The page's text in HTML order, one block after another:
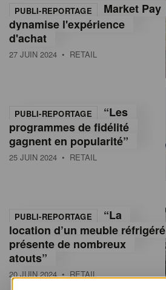
PUBLI-REPORTAGE
Market Pay
dynamise l'expérience
d'achat
27 JUIN 2024 • RETAIL
PUBLI-REPORTAGE
“Les
programmes de fidélité
gagnent en popularité”
25 JUIN 2024 • RETAIL
PUBLI-REPORTAGE
“La
location d’un meuble réfrigéré
présente de nombreux
atouts”
20 JUIN 2024• RETAIL